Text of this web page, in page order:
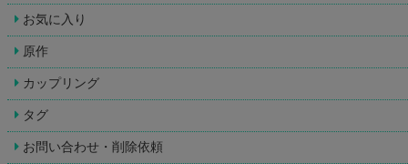
お気に入り
原作
カップリング
タグ
お問い合わせ・削除依頼